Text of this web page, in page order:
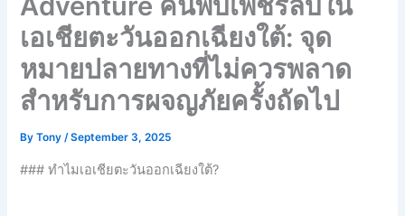
เอเชียตะวันออกเฉียงใต้: จุด
หมายปลายทางที่ไม่ควรพลาด
สำหรับการผจญภัยครั้งถัดไป
ByTony/September 3, 2025
### ทำไมเอเชียตะวันออกเฉียงใต้?